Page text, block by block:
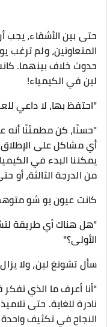
حتى بين الأشقاء، يجب
المتعاونين، ولم
حدوث خلاف بينهما.
لين في الكيمياء!
"احتفظ بها، لا داعي
"حسنًا، كن مطمئنًا
أي مشاكل على
يمكننا البدء في
من الدرجة الثالثة، أو
كانت عيون يو شو
"هل هناك أي طريقة
الأولى؟"
سأل تشونغ لين، ولا
"أنا أعرف ما الذي
نادرة للغاية. حتى
النجاح في تكثيف